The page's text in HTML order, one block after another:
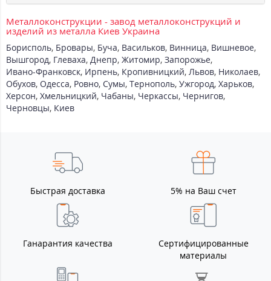
Металлоконструкции - завод металлоконструкций и
изделий из металла Киев Украина
Борисполь, Бровары, Буча, Васильков, Винница, Вишневое,
Вышгород, Глеваха, Днепр, Житомир, Запорожье,
Ивано-Франковск, Ирпень, Кропивницкий, Львов, Николаев,
Обухов, Одесса, Ровно, Сумы, Тернополь, Ужгород, Харьков,
Херсон, Хмельницкий, Чабаны, Черкассы, Чернигов,
Черновцы, Киев
Быстрая доставка 5% на Ваш счет
Ганарантия качества
Сертифицированные
материалы